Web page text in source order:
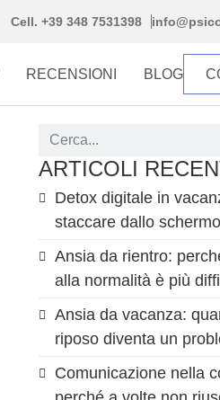
Cell. +39 348 7531398
RECENSIONI BLOG
ARTICOLI
Detox digitale in
staccare dallo
Ansia da rientro:
alla normalità è più
Ansia da vacanza:
riposo diventa un
Comunicazione nella